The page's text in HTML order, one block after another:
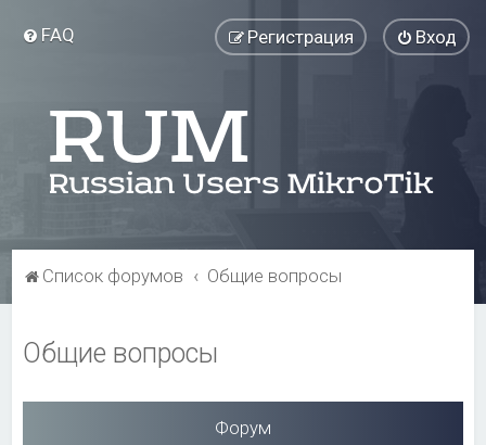
FAQ Вход
Регистрация
Список форумов Общие вопросы
Общие вопросы
Форум